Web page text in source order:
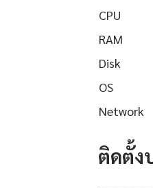
CPU
RAM
Disk
OS
Network
ติดตั้ง